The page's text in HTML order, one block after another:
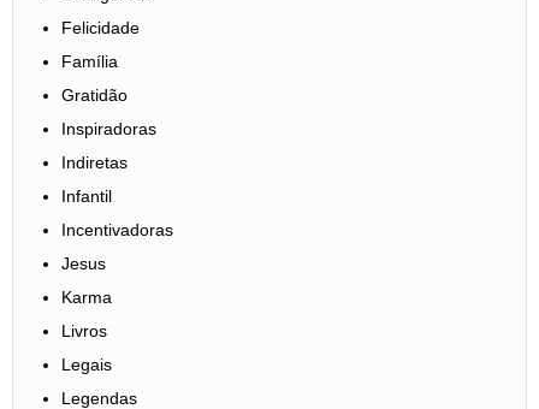
Felicidade
Família
Gratidão
Inspiradoras
Indiretas
Infantil
Incentivadoras
Jesus
Karma
Livros
Legais
Legendas